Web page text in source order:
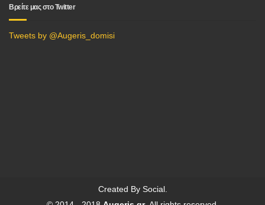
Βρείτε μας στο Twitter
Tweets by @Augeris_domisi
Created By Social.